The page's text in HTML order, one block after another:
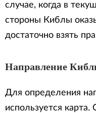
случае, когда в
стороны Киблы
достаточно взять
Направление
Для определения
используется